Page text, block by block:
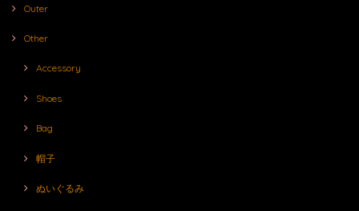
Outer
Other
Accessory
Shoes
Bag
帽子
ぬいぐるみ